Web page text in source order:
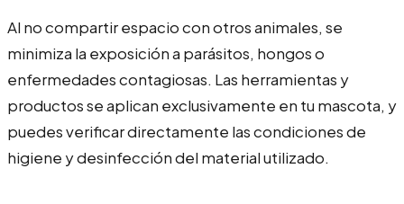
Al no compartir espacio con otros animales, se
minimiza la exposición a parásitos, hongos o
enfermedades contagiosas. Las herramientas y
productos se aplican exclusivamente en tu mascota, y
puedes verificar directamente las condiciones de
higiene y desinfección del material utilizado.